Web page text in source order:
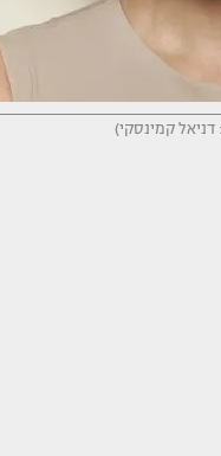
דניאל קמינסקי)